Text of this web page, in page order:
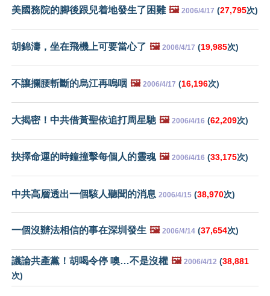
美國務院的腳後跟兒着地發生了困難 🖼️ 2006/4/17 (27,795次)
胡錦濤，坐在飛機上可要當心了 🖼️ 2006/4/17 (19,985次)
不讓攔腰斬斷的烏江再嗚咽 🖼️ 2006/4/17 (16,196次)
大揭密！中共借黃聖依追打周星馳 🖼️ 2006/4/16 (62,209次)
抉擇命運的時鐘撞擊每個人的靈魂 🖼️ 2006/4/16 (33,175次)
中共高層透出一個駭人聽聞的消息 2006/4/15 (38,970次)
一個沒辦法相信的事在深圳發生 🖼️ 2006/4/14 (37,654次)
議論共產黨！胡喝令停 噢…不是沒權 🖼️ 2006/4/12 (38,881
次)